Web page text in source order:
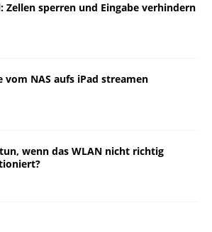
Zellen sperren und Eingabe verhindern
vom NAS aufs iPad streamen
wenn das WLAN nicht richtig